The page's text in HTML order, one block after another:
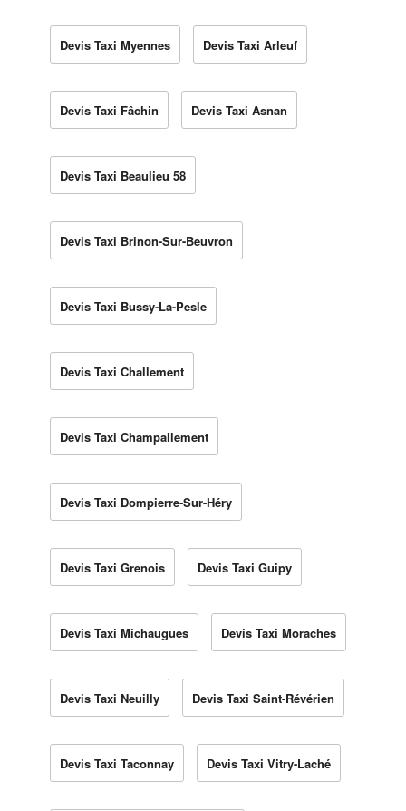
Devis Taxi Myennes Devis Taxi Arleuf
Devis Taxi Fâchin Devis Taxi Asnan
Devis Taxi Beaulieu 58
Devis Taxi Brinon-Sur-Beuvron
Devis Taxi Bussy-La-Pesle
Devis Taxi Challement
Devis Taxi Champallement
Devis Taxi Dompierre-Sur-Héry
Devis Taxi Grenois Devis Taxi Guipy
Devis Taxi Michaugues Devis Taxi Moraches
Devis Taxi Neuilly Devis Taxi Saint-Révérien
Devis Taxi Taconnay Devis Taxi Vitry-Laché